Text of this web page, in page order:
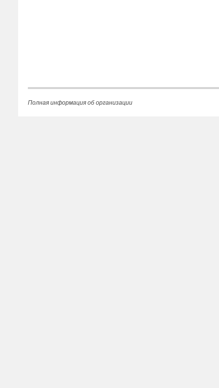
Полная информация об организации